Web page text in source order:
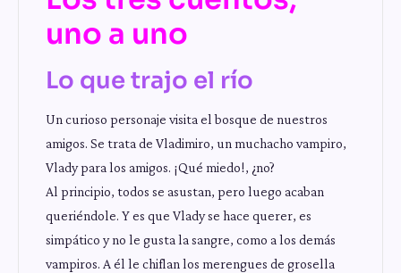
uno a uno
Lo que trajo el río
Un curioso personaje visita el bosque de nuestros
amigos. Se trata de Vladimiro, un muchacho vampiro,
Vlady para los amigos. ¡Qué miedo!, ¿no?
Al principio, todos se asustan, pero luego acaban
queriéndole. Y es que Vlady se hace querer, es
simpático y no le gusta la sangre, como a los demás
vampiros. A él le chiflan los merengues de grosella